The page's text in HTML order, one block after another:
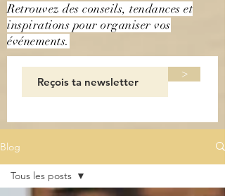
Retrouvez des conseils, tendances et
inspirations pour organiser vos
événements.
>
Blog
Tous les posts